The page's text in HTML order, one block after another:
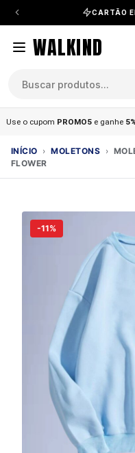
CARTÃO
WALKIND
Use o cupom PROMO5 e ganhe
INÍCIO › MOLETONS ›
FLOWER
-11%